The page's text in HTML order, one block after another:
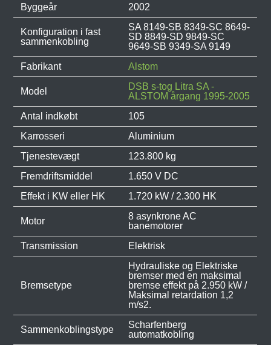
Byggeår 2002
Konfiguration i fast
sammenkobling
SA 8149-SB 8349-SC 8649-
SD 8849-SD 9849-SC
9649-SB 9349-SA 9149
Fabrikant
Alstom
Model
DSB s-tog Litra SA -
ALSTOM årgang 1995-2005
Antal indkøbt
105
Karrosseri
Aluminium
Tjenestevægt
123.800 kg
Fremdriftsmiddel
1.650 V DC
Effekt i KW eller HK
1.720 kW / 2.300 HK
Motor
8 asynkrone AC
banemotorer
Transmission
Elektrisk
Bremsetype
Hydrauliske og Elektriske
bremser med en maksimal
bremse effekt på 2.950 kW /
Maksimal retardation 1,2
m/s2.
Sammenkoblingstype
Scharfenberg
automatkobling